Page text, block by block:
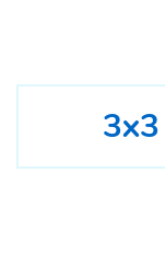
3x3